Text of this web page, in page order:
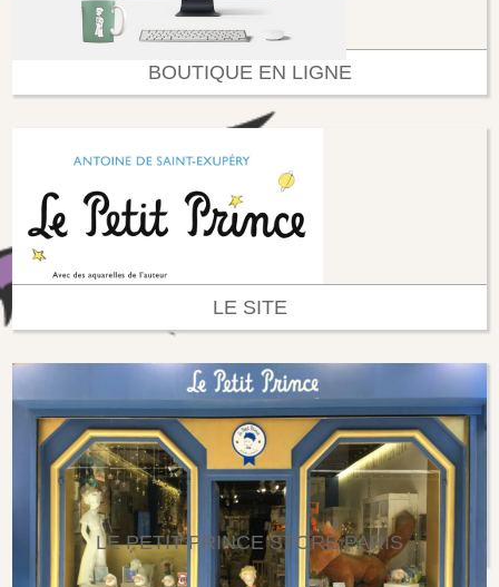
BOUTIQUE EN LIGNE
LE SITE
LE PETIT PRINCE STORE PARIS